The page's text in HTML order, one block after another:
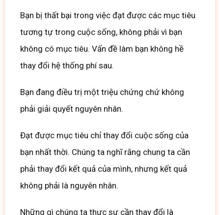
Bạn bị thất bại trong việc đạt được các mục tiêu
tương tự trong cuộc sống, không phải vì bạn
không có mục tiêu. Vấn đề làm bạn không hề
thay đổi hệ thống phí sau.
Bạn đang điều trị một triệu chứng chứ không
phải giải quyết nguyên nhân.
Đạt được mục tiêu chỉ thay đổi cuộc sống của
bạn nhất thời. Chúng ta nghĩ rằng chung ta cần
phải thay đổi kết quả của mình, nhưng kết quả
không phải là nguyên nhân.
Những gì chúng ta thực sự cần thay đổi là